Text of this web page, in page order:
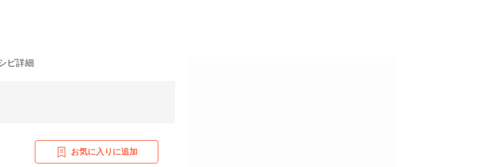
ピ詳細
お気に入りに追加